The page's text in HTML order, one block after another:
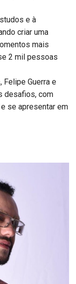
e à
criar uma
mais
2 mil pessoas
Felipe Guerra e
desafios, com
se apresentar em